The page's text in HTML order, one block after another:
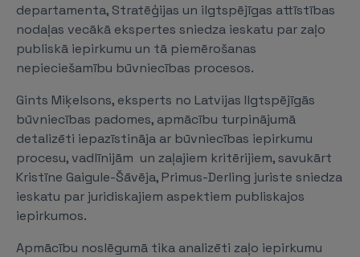
departamenta, Stratēģijas un ilgtspējīgas attīstības
nodaļas vecākā ekspertes sniedza ieskatu par zaļo
publiskā iepirkumu un tā piemērošanas
nepieciešamību būvniecības procesos.
Gints Miķelsons, eksperts no Latvijas Ilgtspējīgās
būvniecības padomes, apmācību turpinājumā
detalizēti iepazīstināja ar būvniecības iepirkumu
procesu, vadlīnijām un zaļajiem kritērijiem, savukārt
Kristīne Gaigule-Šāvēja, Primus-Derling juriste sniedza
ieskatu par juridiskajiem aspektiem publiskajos
iepirkumos.
Apmācību noslēgumā tika analizēti zaļo iepirkumu